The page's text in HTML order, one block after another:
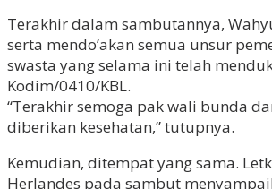
Terakhir dalam sambutannya,
serta mendo’akan semua unsur
swasta yang selama ini telah
Kodim/0410/KBL.
“Terakhir semoga pak wali bunda
diberikan kesehatan,” tutupnya.
Kemudian, ditempat yang sama.
Herlandes pada sambut